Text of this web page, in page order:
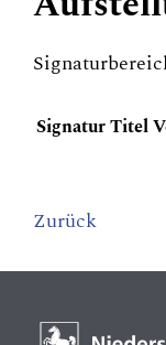
SignaturTitel
Zurück